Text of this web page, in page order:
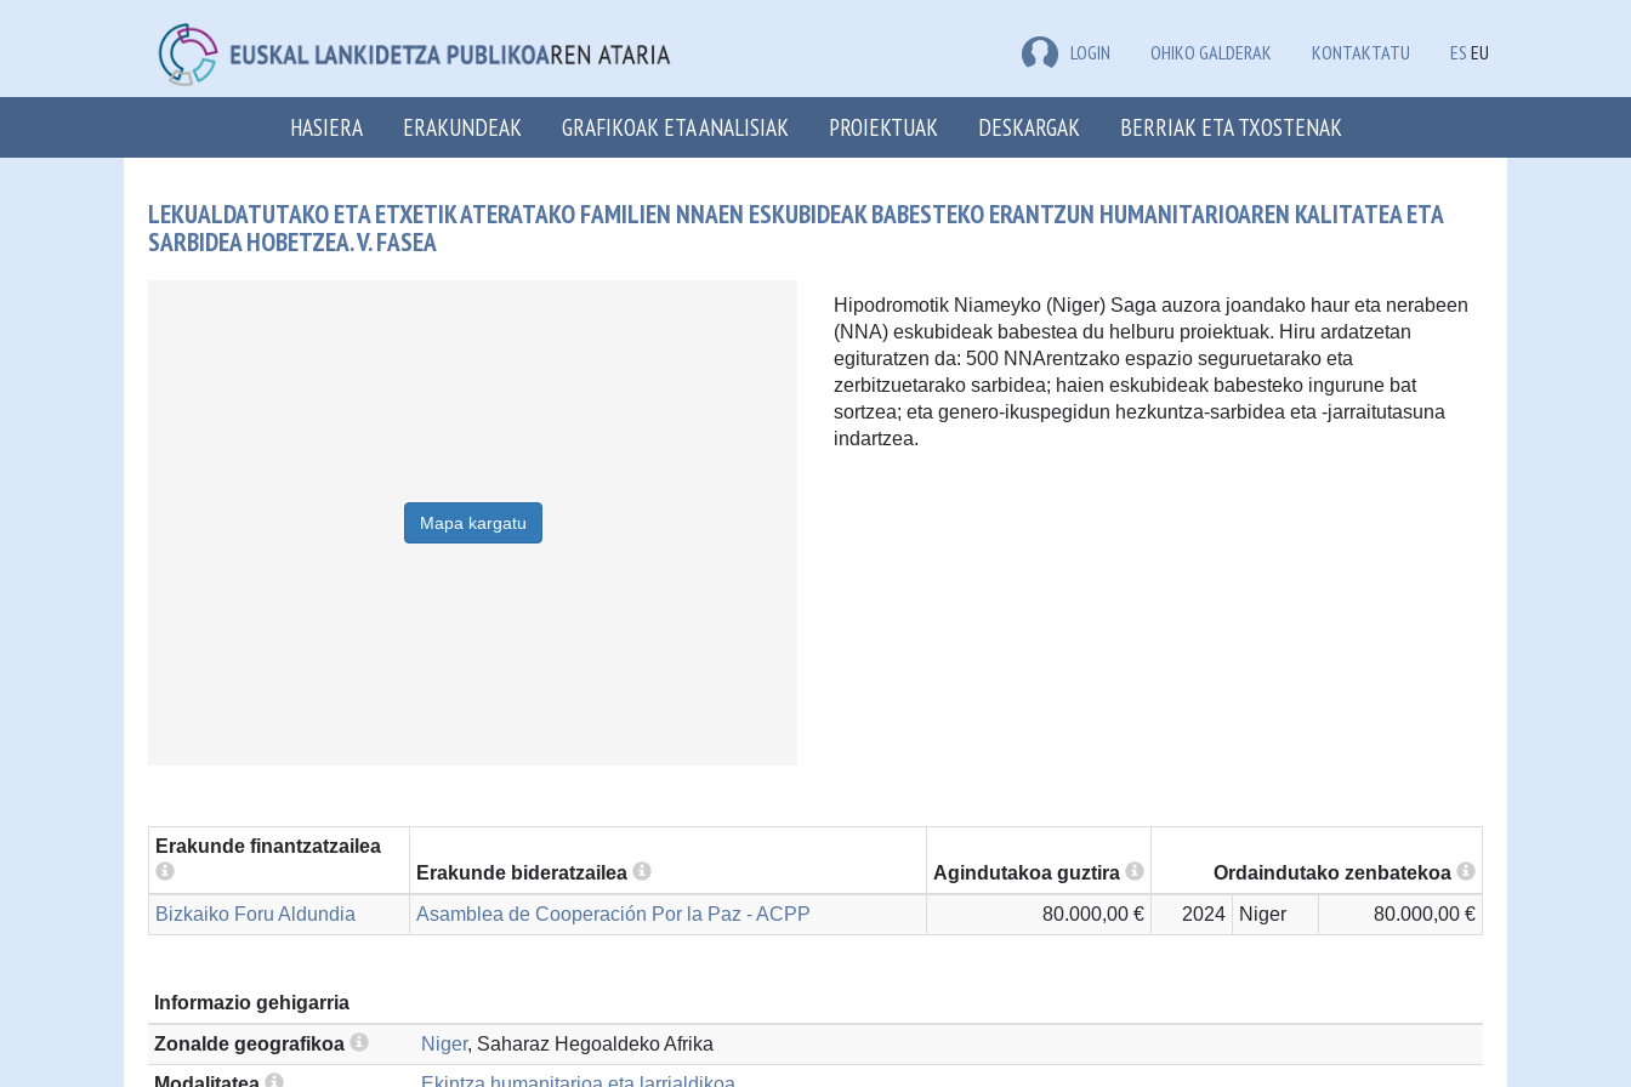
LOGIN OHIKO GALDERAK KONTAKTATU ES EU
HASIERA ERAKUNDEAK GRAFIKOAK ETA ANALISIAK PROIEKTUAK DESKARGAK BERRIAK ETA TXOSTENAK
LEKUALDATUTAKO ETA ETXETIK ATERATAKO FAMILIEN NNAEN ESKUBIDEAK BABESTEKO ERANTZUN HUMANITARIOAREN KALITATEA ETA
SARBIDEA HOBETZEA. V. FASEA
Mapa kargatu
Hipodromotik Niameyko (Niger) Saga auzora joandako haur eta nerabeen
(NNA) eskubideak babestea du helburu proiektuak. Hiru ardatzetan
egituratzen da: 500 NNArentzako espazio seguruetarako eta
zerbitzuetarako sarbidea; haien eskubideak babesteko ingurune bat
sortzea; eta genero-ikuspegidun hezkuntza-sarbidea eta -jarraitutasuna
indartzea.
Erakunde finantzatzailea
Erakunde bideratzailea
Agindutakoa guztira
Ordaindutako zenbatekoa
Bizkaiko Foru Aldundia
Asamblea de Cooperación Por la Paz - ACPP 80.000,00 € 2024 Niger 80.000,00 €
Informazio gehigarria
Zonalde geografikoa
Niger, Saharaz Hegoaldeko Afrika